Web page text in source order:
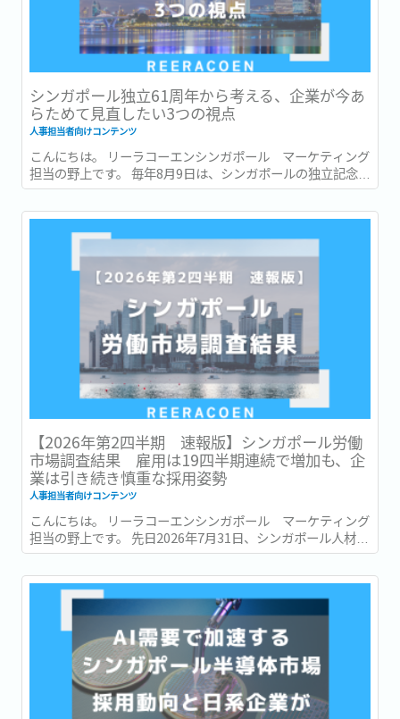
シンガポール独立61周年から考える、企業が今あ
らためて見直したい3つの視点
人事担当者向けコンテンツ
こんにちは。 リーラコーエンシンガポール マーケティング
担当の野上です。 毎年8月9日は、シンガポールの独立記念日
(National Day) です。 今年2026年は独立から61周年を迎え
る年です。 街中には国旗や記念装飾が並び、毎年恒例の
National Day Parade...
【2026年第2四半期 速報版】シンガポール労働
市場調査結果 雇用は19四半期連続で増加も、企
業は引き続き慎重な採用姿勢
人事担当者向けコンテンツ
こんにちは。 リーラコーエンシンガポール マーケティング
担当の野上です。 先日2026年7月31日、シンガポール人材開
発省 (Ministry of Manpower : 以降MOM) は、2026年第2四
半期 (4~6月) の労働市場速報 (Labour Market Advance...